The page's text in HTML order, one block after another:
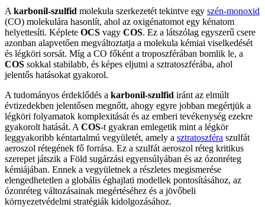
A karbonil-szulfid molekula szerkezetét tekintve egy szén-monoxid
(CO) molekulára hasonlít, ahol az oxigénatomot egy kénatom
helyettesíti. Képlete OCS vagy COS. Ez a látszólag egyszerű csere
azonban alapvetően megváltoztatja a molekula kémiai viselkedését
és légköri sorsát. Míg a CO főként a troposzférában bomlik le, a
COS sokkal stabilabb, és képes eljutni a sztratoszférába, ahol
jelentős hatásokat gyakorol.
A tudományos érdeklődés a karbonil-szulfid iránt az elmúlt
évtizedekben jelentősen megnőtt, ahogy egyre jobban megértjük a
légköri folyamatok komplexitását és az emberi tevékenység ezekre
gyakorolt hatását. A COS-t gyakran emlegetik mint a légkör
leggyakoribb kéntartalmú vegyületét, amely a sztratoszféra szulfát
aeroszol rétegének fő forrása. Ez a szulfát aeroszol réteg kritikus
szerepet játszik a Föld sugárzási egyensúlyában és az ózonréteg
kémiájában. Ennek a vegyületnek a részletes megismerése
elengedhetetlen a globális éghajlati modellek pontosításához, az
ózonréteg változásainak megértéséhez és a jövőbeli
környezetvédelmi stratégiák kidolgozásához.